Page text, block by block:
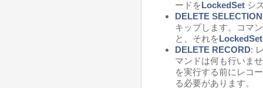
ードをLockedSet シ
DELETE SELECTION
キップします。コマ
と、それをLockedSet
DELETE RECORD:
マンドは何も行いま
を実行する前にレコ
る必要があります。